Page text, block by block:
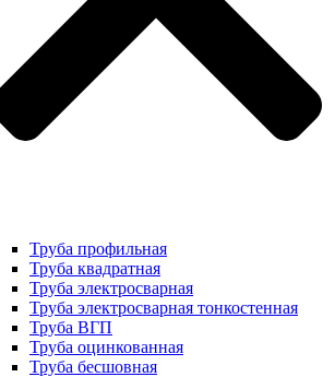
Труба профильная
Труба квадратная
Труба электросварная
Труба электросварная тонкостенная
Труба ВГП
Труба оцинкованная
Труба бесшовная